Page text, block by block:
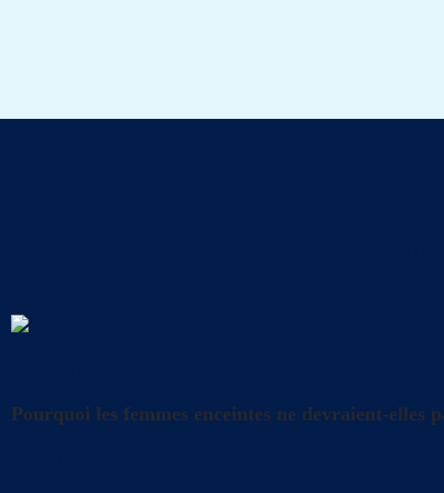
Pourquoi les femmes enceintes ne devraient-elles